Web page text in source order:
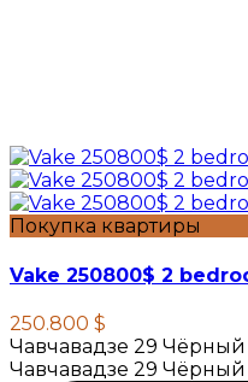
Покупка квартиры
Vake 250800$ 2
250.800 $
Чавчавадзе 29 Чёрный
Чавчавадзе 29 Чёрный